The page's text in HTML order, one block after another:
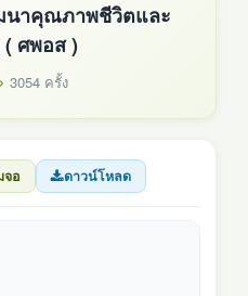
นาคุณภาพชีวิตและ
( ศพอส )
3054 ครั้ง
จอ ดาวน์โหลด